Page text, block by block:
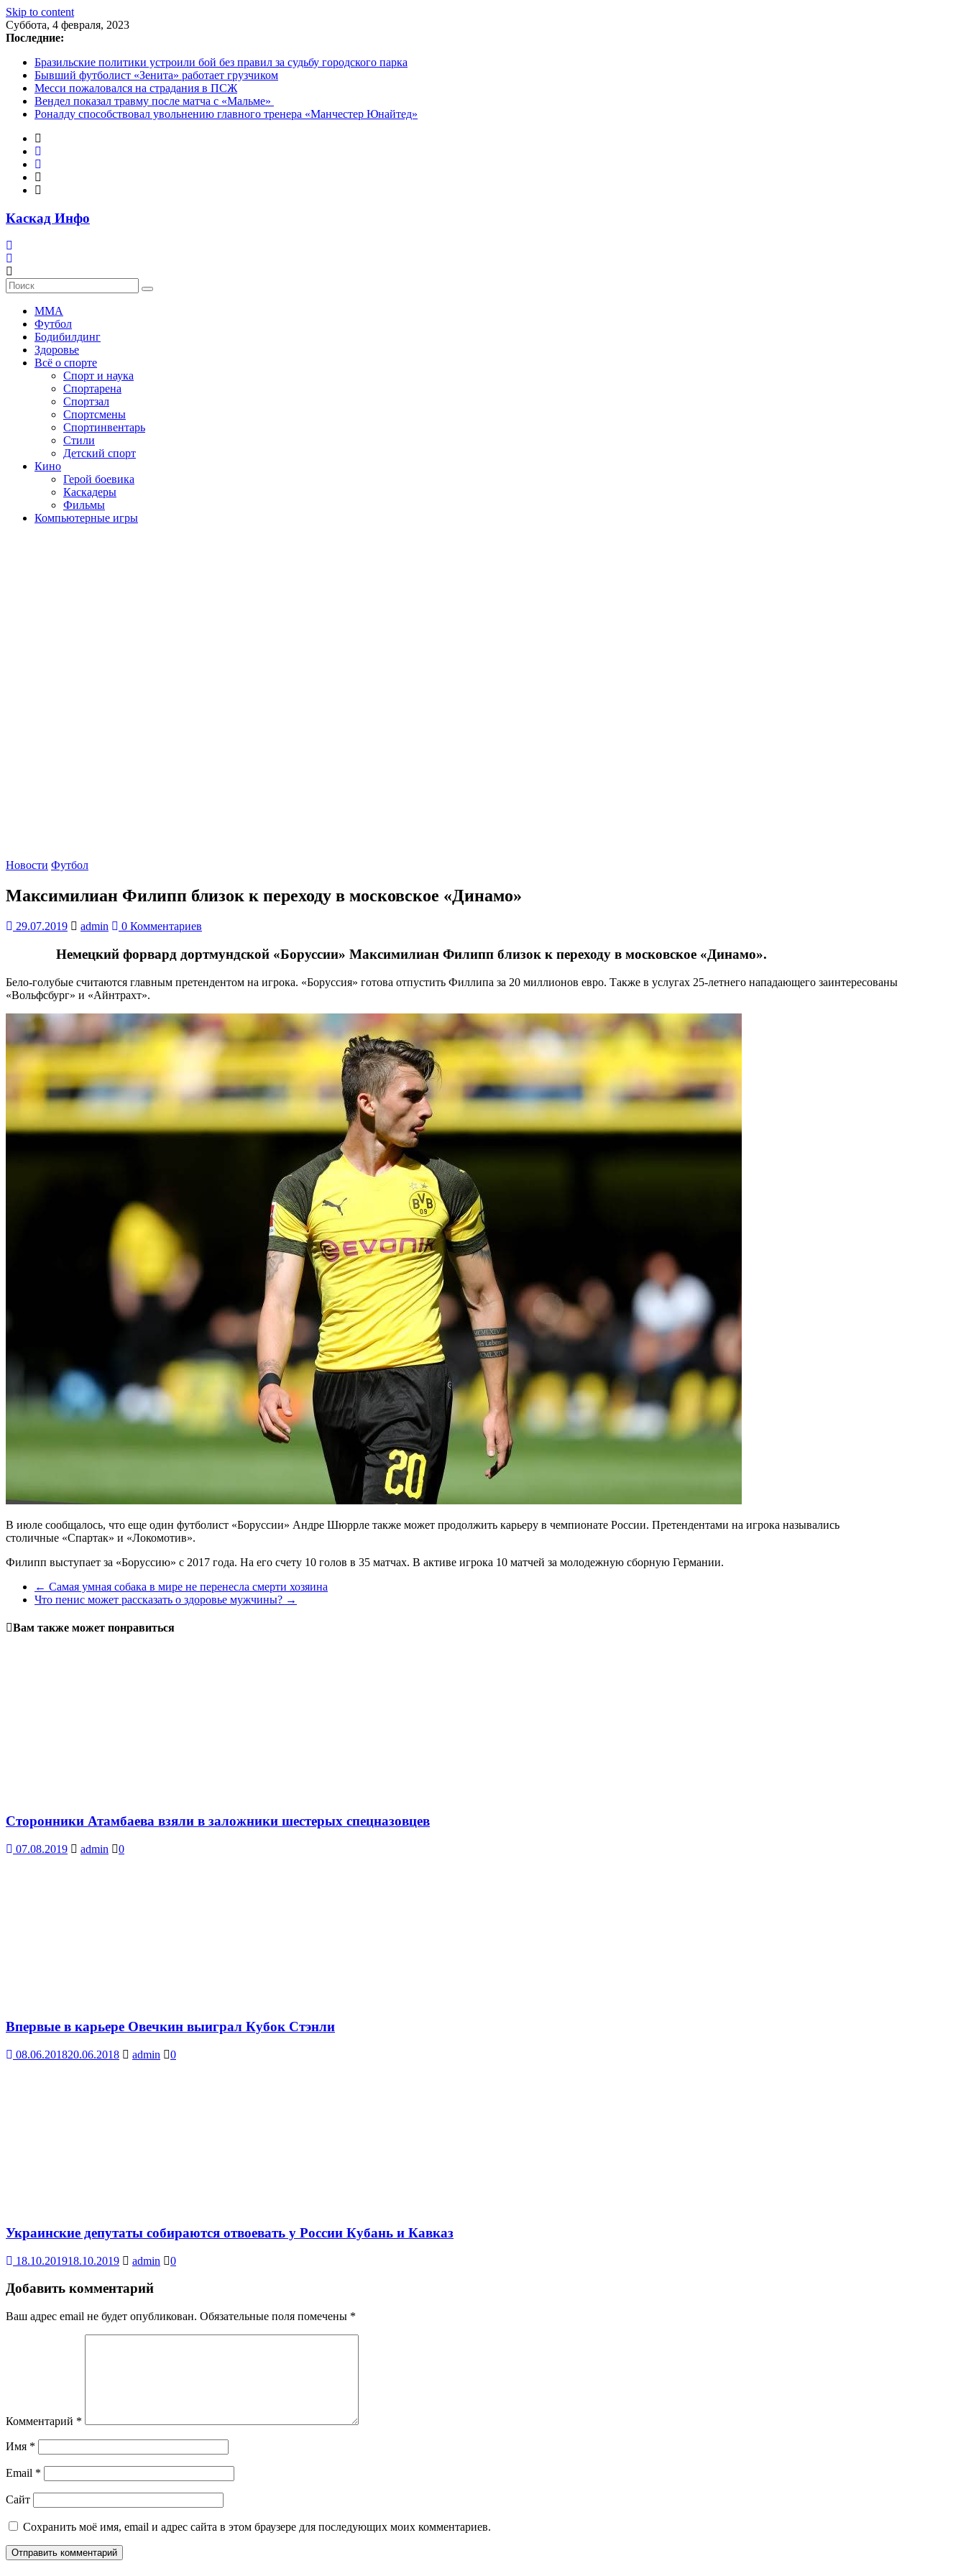
Skip to content
Суббота, 4 февраля, 2023
Последние:
Бразильские политики устроили бой без правил за судьбу городского парка
Бывший футболист «Зенита» работает грузчиком
Месси пожаловался на страдания в ПСЖ
Вендел показал травму после матча с «Мальме»
Роналду способствовал увольнению главного тренера «Манчестер Юнайтед»
Каскад Инфо
MMA
Футбол
Бодибилдинг
Здоровье
Всё о спорте
Спорт и наука
Спортарена
Спортзал
Спортсмены
Спортинвентарь
Стили
Детский спорт
Кино
Герой боевика
Каскадеры
Фильмы
Компьютерные игры
Новости Футбол
Максимилиан Филипп близок к переходу в московское «Динамо»
29.07.2019 admin 0 Комментариев
Немецкий форвард дортмундской «Боруссии» Максимилиан Филипп близок к переходу в московское «Динамо».
Бело-голубые считаются главным претендентом на игрока. «Боруссия» готова отпустить Филлипа за 20 миллионов евро. Также в услугах 25-летнего нападающего заинтересованы
«Вольфсбург» и «Айнтрахт».
В июле сообщалось, что еще один футболист «Боруссии» Андре Шюррле также может продолжить карьеру в чемпионате России. Претендентами на игрока назывались
столичные «Спартак» и «Локомотив».
Филипп выступает за «Боруссию» с 2017 года. На его счету 10 голов в 35 матчах. В активе игрока 10 матчей за молодежную сборную Германии.
← Самая умная собака в мире не перенесла смерти хозяина
Что пенис может рассказать о здоровье мужчины? →
Вам также может понравиться
Сторонники Атамбаева взяли в заложники шестерых спецназовцев
07.08.2019 admin 0
Впервые в карьере Овечкин выиграл Кубок Стэнли
08.06.201820.06.2018 admin 0
Украинские депутаты собираются отвоевать у России Кубань и Кавказ
18.10.201918.10.2019 admin 0
Добавить комментарий
Ваш адрес email не будет опубликован. Обязательные поля помечены *
Комментарий *
Имя *
Email *
Сайт
Сохранить моё имя, email и адрес сайта в этом браузере для последующих моих комментариев.